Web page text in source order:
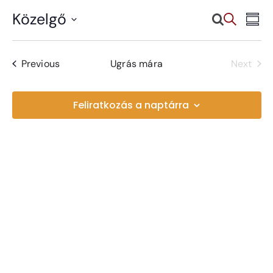
and
Search
Közelgő
Select
PreviousEseményekUgrás mára
Next
Feliratkozás a naptárra